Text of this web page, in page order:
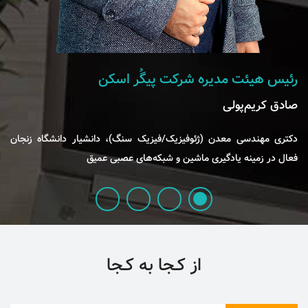
رئیس هیئت مدیره شرکت پیگُر اسکن
صادق کریم‌پولی
دکتری مهندسی معدن (ژئوفیزیک/فیزیک سنگ)، دانشیار دانشگاه زنجان
فعال در زمینه یادگیری ماشین و شبکه‌های عصبی عمیق
از کـجا به کـجا